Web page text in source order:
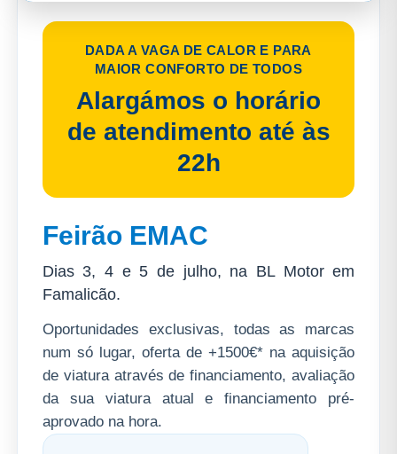
DADA A VAGA DE CALOR E PARA
MAIOR CONFORTO DE TODOS
Alargámos o horário
de atendimento até às
22h
Feirão EMAC
Dias 3, 4 e 5 de julho, na BL Motor em
Famalicão.
Oportunidades exclusivas, todas as marcas
num só lugar, oferta de +1500€* na aquisição
de viatura através de financiamento, avaliação
da sua viatura atual e financiamento pré-
aprovado na hora.